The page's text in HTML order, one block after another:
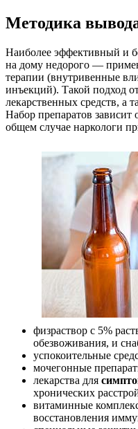
Методика
Наиболее эффективный и
на дому недорого —
терапии (внутривенные
инъекций). Такой подход
лекарственных средств, а
Набор препаратов зависит
общем случае наркологи
физраствор с 5%
обезвоживания, и
успокоительные
мочегонные
лекарства для
хронических
витаминные
восстановления